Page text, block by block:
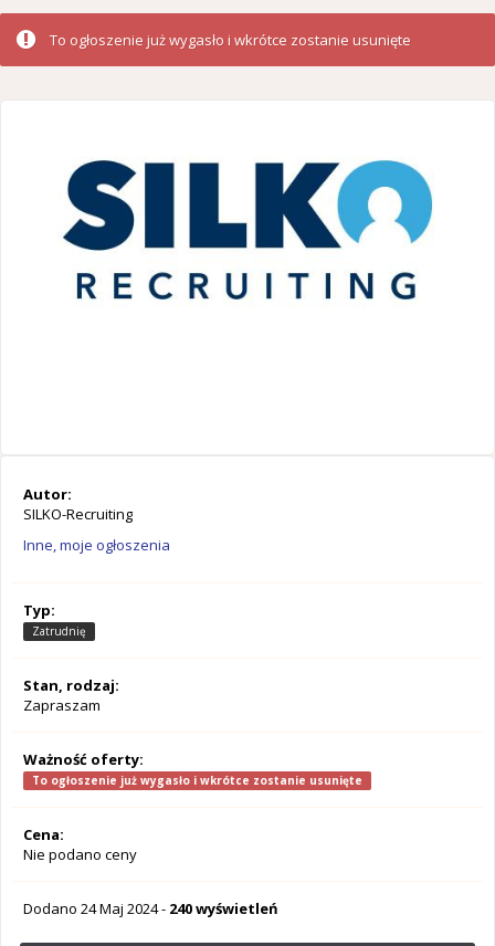
To ogłoszenie już wygasło i wkrótce zostanie usunięte
Autor:
SILKO-Recruiting
Inne, moje ogłoszenia
Typ:
Zatrudnię
Stan, rodzaj:
Zapraszam
Ważność oferty:
To ogłoszenie już wygasło i wkrótce zostanie usunięte
Cena:
Nie podano ceny
Dodano 24 Maj 2024- 240 wyświetleń